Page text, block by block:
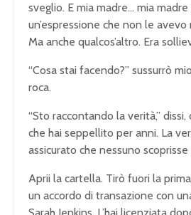
sveglio. E mia madre… mia
un’espressione che non le avevo
Ma anche qualcos’altro. Era
“Cosa stai facendo?” sussurrò
roca.
“Sto raccontando la verità,” dissi,
che hai seppellito per anni. La
assicurato che nessuno scoprisse
Aprii la cartella. Tirò fuori la
un accordo di transazione con